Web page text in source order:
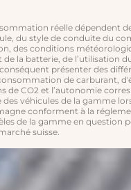
réelle dépendent
du style de conduite du
des conditions
de la batterie, de l’utilisation
présenter des
de carburant,
de CO2 et l’autonomie
des véhicules de la gamme
conforment à la
de la gamme en question
suisse.